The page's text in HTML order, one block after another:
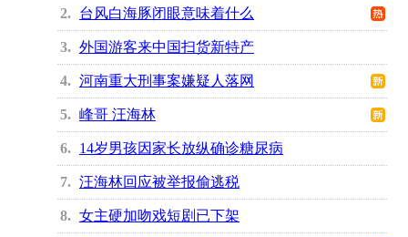
2 台风白海豚闭眼意味着什么
3 外国游客来中国扫货新特产
4 河南重大刑事案嫌疑人落网
5 峰哥 汪海林
6 14岁男孩因家长放纵确诊糖尿病
7 汪海林回应被举报偷逃税
8 女主硬加吻戏短剧已下架